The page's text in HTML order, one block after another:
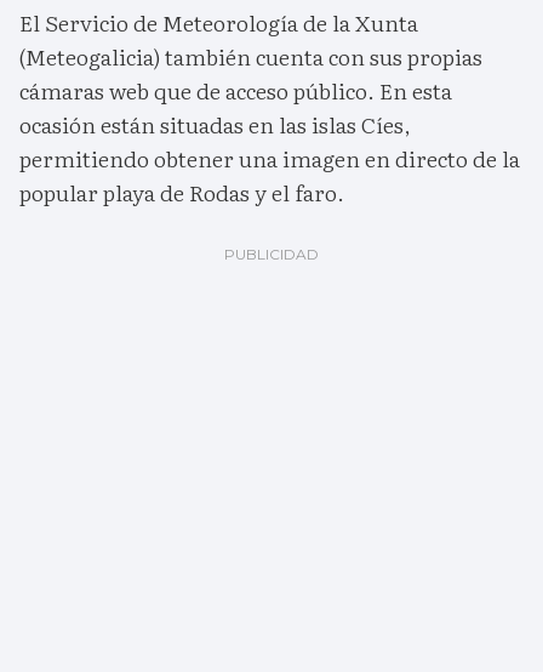
El Servicio de Meteorología de la Xunta
(Meteogalicia) también cuenta con sus propias
cámaras web que de acceso público. En esta
ocasión están situadas en las islas Cíes,
permitiendo obtener una imagen en directo de la
popular playa de Rodas y el faro.